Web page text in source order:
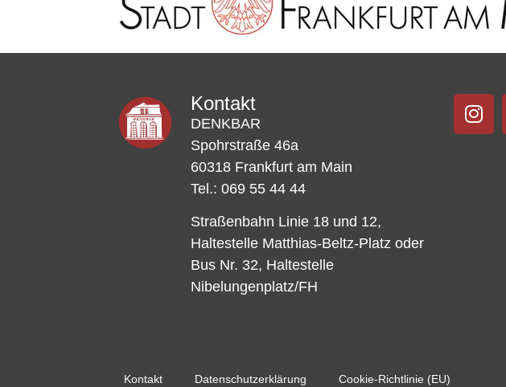
Kontakt
DENKBAR
Spohrstraße 46a
60318 Frankfurt am Main
Tel.: 069 55 44 44
Straßenbahn Linie 18 und 12,
Haltestelle Matthias-Beltz-Platz oder
Bus Nr. 32, Haltestelle
Nibelungenplatz/FH
Kontakt Datenschutzerklärung Cookie-Richtlinie (EU)